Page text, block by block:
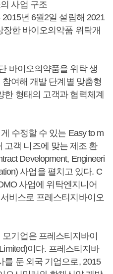
사업 구조
년 6월2일 설립해 2021
한 바이오의약품 위탁개
바이오의약품을 위탁 생
여해 개발 단계별 맞춤형
형태의 고객과 협력체계
수정할 수 있는 Easy to m
고객 니즈에 맞는 제조 환
Development, Engineeri
사업을 펼치고 있다. C
사업에 위탁엔지니어
비스로 프레스티지바이오
기업은 프레스티지바이
이다. 프레스티지바
를 둔 외국 기업으로, 2015